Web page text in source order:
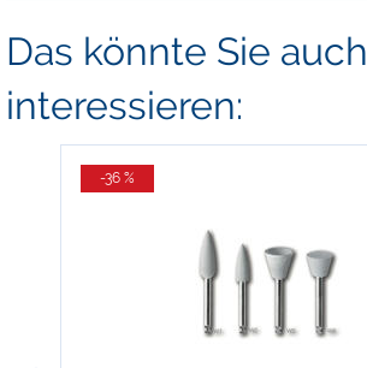
Das könnte Sie auch
interessieren:
-36 %